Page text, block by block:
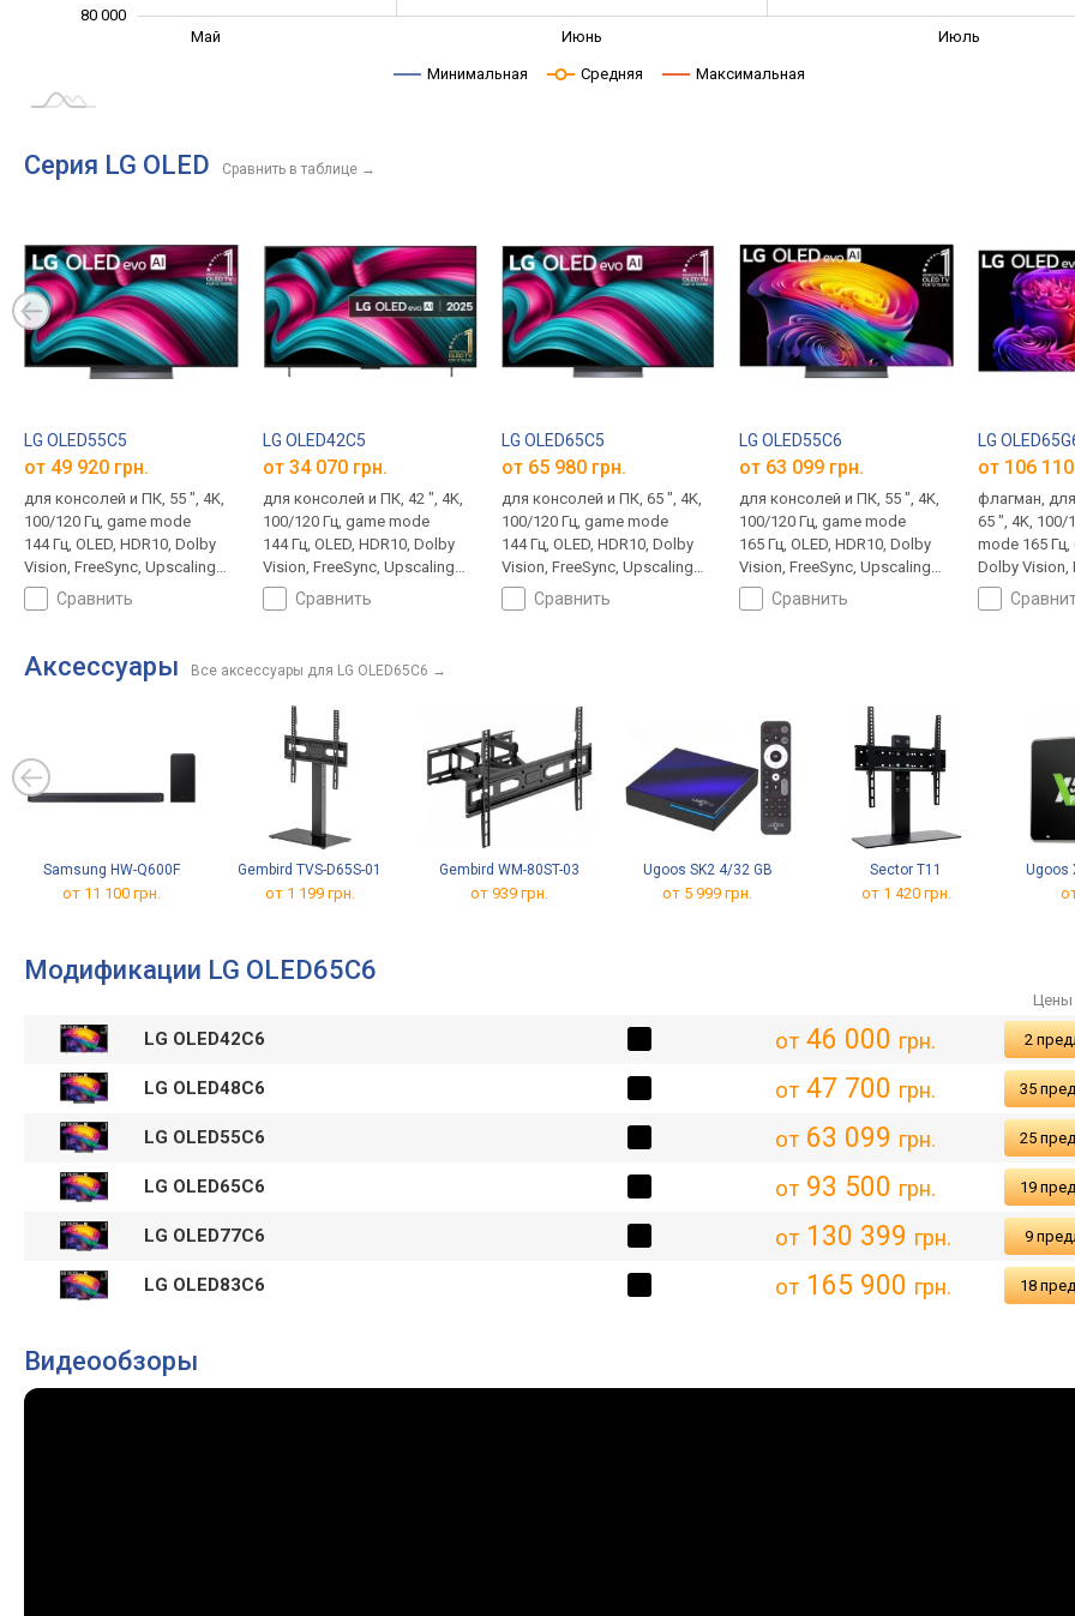
80 000
Май Июнь Июль
Минимальная Средняя Максимальная
Серия LG OLED Сравнить в таблице →
LG OLED55C5
от 49 920 грн.
для консолей и ПК, 55 ", 4K,
100/120 Гц, game mode
144 Гц, OLED, HDR10, Dolby
Vision, FreeSync, Upscaling
до 4K, Smart TV, Wi-Fi, Matter,
AirPlay 2, Google Cast, LAN,
управление, ассистент, T2-
тюнер
сравнить
LG OLED42C5
от 34 070 грн.
для консолей и ПК, 42 ", 4K,
100/120 Гц, game mode
144 Гц, OLED, HDR10, Dolby
Vision, FreeSync, Upscaling
до 4K, Smart TV, Wi-Fi, Matter,
AirPlay 2, Google Cast, LAN,
сравнить
LG OLED65C5
от 65 980 грн.
для консолей и ПК, 65 ", 4K,
100/120 Гц, game mode
144 Гц, OLED, HDR10, Dolby
Vision, FreeSync, Upscaling
до 4K, Smart TV, Wi-Fi, Matter,
AirPlay 2, Google Cast, LAN,
сравнить
LG OLED55C6
от 63 099 грн.
для консолей и ПК, 55 ", 4K,
100/120 Гц, game mode
165 Гц, OLED, HDR10, Dolby
Vision, FreeSync, Upscaling
до 4K, Smart TV, Wi-Fi, Matter,
AirPlay 2, Google Cast, LAN,
сравнить
LG
от 106
флагман,
65 ", 4K, 100/
mode 165 Гц,
Dolby Vision,
Upscaling до
Fi, Matter,
Аксессуары Все аксессуары для LG OLED65C6 →
Samsung HW-Q600F
от 11 100 грн.
Gembird TVS-D65S-01
от 1 199 грн.
Gembird WM-80ST-03
от 939 грн.
Ugoos SK2 4/32 GB
от 5 999 грн.
Sector T11
от 1 420 грн.
Ugoos
Модификации LG OLED65C6
Цены
LG OLED42C6 от46 000 грн. 2
LG OLED48C6 от47 700 грн. 35
LG OLED55C6 от63 099 грн. 25
LG OLED65C6 от93 500 грн. 19
LG OLED77C6 от130 399 грн. 9
LG OLED83C6 от165 900 грн. 18
Видеообзоры